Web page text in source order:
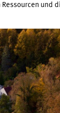
und